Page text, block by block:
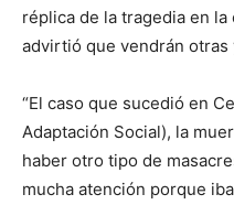
réplica de la tragedia en
advirtió que vendrán otras
“El caso que sucedió en
Adaptación Social), la
haber otro tipo de
mucha atención porque